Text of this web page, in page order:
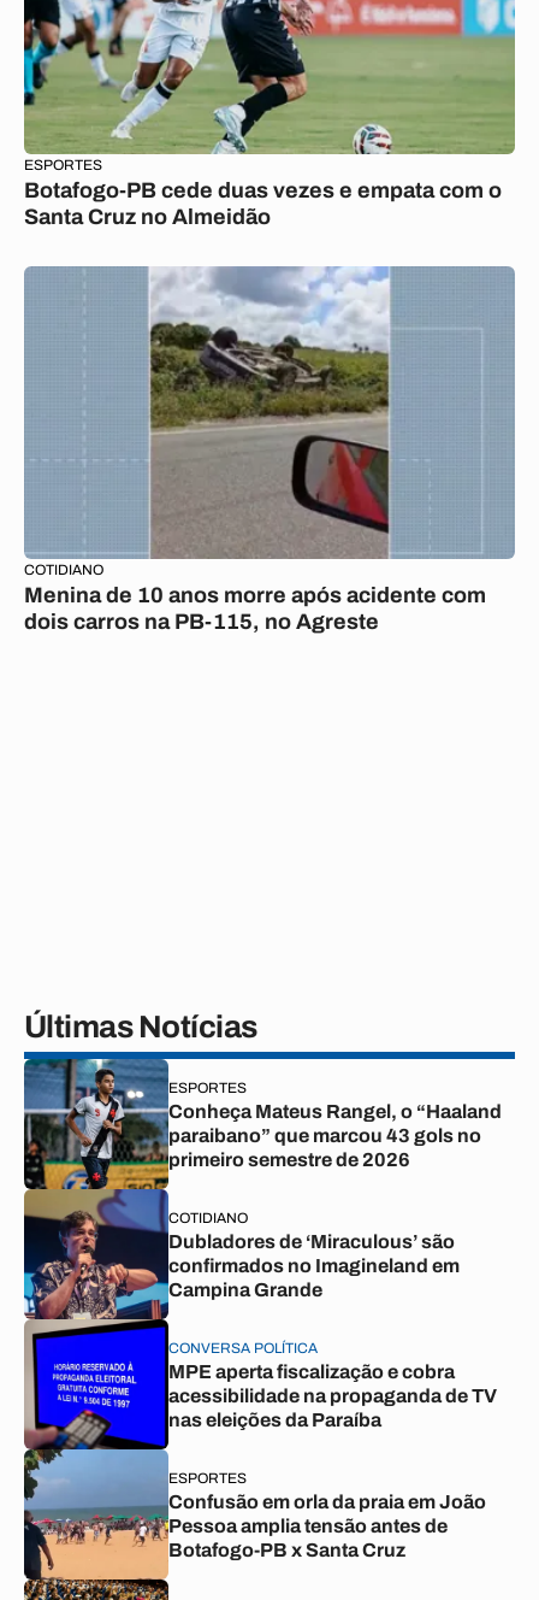
ESPORTES
Botafogo-PB cede duas vezes e empata com o
Santa Cruz no Almeidão
COTIDIANO
Menina de 10 anos morre após acidente com
dois carros na PB-115, no Agreste
Últimas Notícias
ESPORTES
Conheça Mateus Rangel, o “Haaland
paraibano” que marcou 43 gols no
primeiro semestre de 2026
COTIDIANO
Dubladores de ‘Miraculous’ são
confirmados no Imagineland em
Campina Grande
CONVERSA POLÍTICA
MPE aperta fiscalização e cobra
acessibilidade na propaganda de TV
nas eleições da Paraíba
ESPORTES
Confusão em orla da praia em João
Pessoa amplia tensão antes de
Botafogo-PB x Santa Cruz